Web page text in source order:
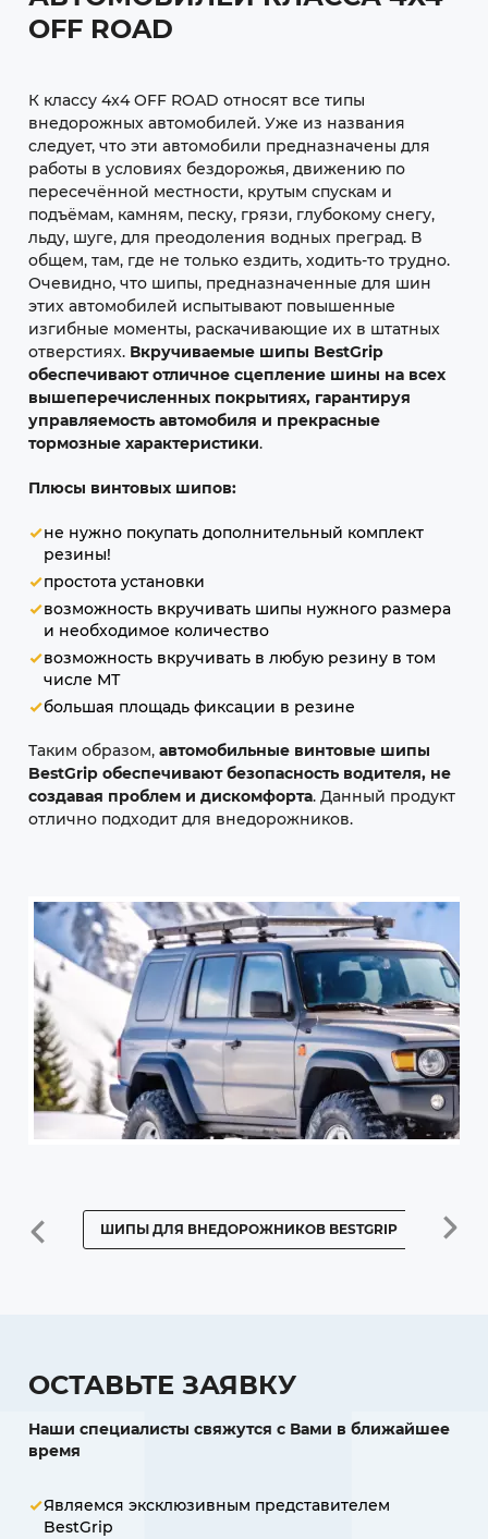
OFF ROAD
К классу 4x4 OFF ROAD относят все типы
внедорожных автомобилей. Уже из названия
следует, что эти автомобили предназначены для
работы в условиях бездорожья, движению по
пересечённой местности, крутым спускам и
подъёмам, камням, песку, грязи, глубокому снегу,
льду, шуге, для преодоления водных преград. В
общем, там, где не только ездить, ходить-то трудно.
Очевидно, что шипы, предназначенные для шин
этих автомобилей испытывают повышенные
изгибные моменты, раскачивающие их в штатных
отверстиях. Вкручиваемые шипы BestGrip
обеспечивают отличное сцепление шины на всех
вышеперечисленных покрытиях, гарантируя
управляемость автомобиля и прекрасные
тормозные характеристики.
Плюсы винтовых шипов:
не нужно покупать дополнительный комплект
резины!
простота установки
возможность вкручивать шипы нужного размера
и необходимое количество
возможность вкручивать в любую резину в том
числе МТ
большая площадь фиксации в резине
Таким образом, автомобильные винтовые шипы
BestGrip обеспечивают безопасность водителя, не
создавая проблем и дискомфорта. Данный продукт
отлично подходит для внедорожников.
ШИПЫ ДЛЯ ВНЕДОРОЖНИКОВ BESTGRIP ШИПЫ
ОСТАВЬТЕ ЗАЯВКУ
Наши специалисты свяжутся с Вами в ближайшее
время
Являемся эксклюзивным представителем
BestGrip